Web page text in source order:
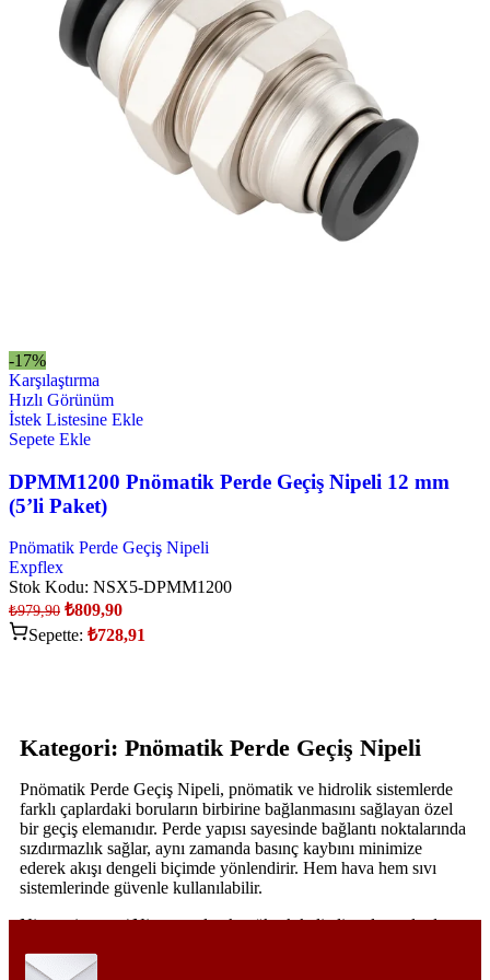
-17%
Karşılaştırma
Hızlı Görünüm
İstek Listesine Ekle
Sepete Ekle
DPMM1200 Pnömatik Perde Geçiş Nipeli 12 mm
(5’li Paket)
Pnömatik Perde Geçiş Nipeli
Expflex
Stok Kodu: NSX5-DPMM1200
₺979,90 ₺809,90
Sepette: ₺728,91
Kategori: Pnömatik Perde Geçiş Nipeli
Pnömatik Perde Geçiş Nipeli, pnömatik ve hidrolik sistemlerde
farklı çaplardaki boruların birbirine bağlanmasını sağlayan özel
bir geçiş elemanıdır. Perde yapısı sayesinde bağlantı noktalarında
sızdırmazlık sağlar, aynı zamanda basınç kaybını minimize
ederek akışı dengeli biçimde yönlendirir. Hem hava hem sıvı
sistemlerinde güvenle kullanılabilir.
Nitrosatis.com / Nitroper olarak, yüksek kaliteli malzemelerden
Geçiş Nipeli modelleri sunuyoruz. Bu ürünler, otomasyon